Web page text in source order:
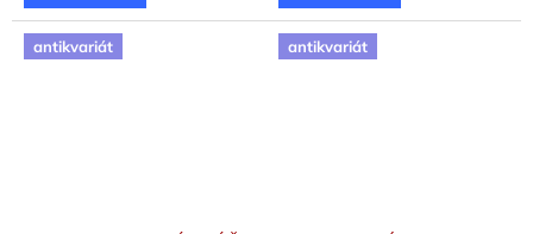
antikvariát antikvariát